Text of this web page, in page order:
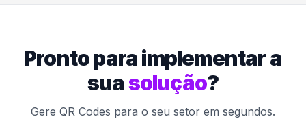
Pronto para implementar a
suasolução?
Gere QR Codes para o seu setor em segundos.